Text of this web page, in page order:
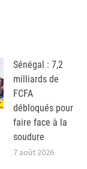
Sénégal : 7,2
milliards de
FCFA
débloqués pour
faire face à la
soudure
7 août 2026